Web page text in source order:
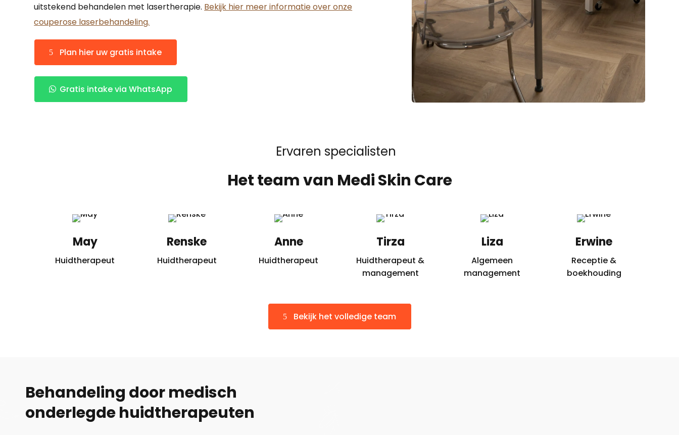
uitstekend behandelen met lasertherapie. Bekijk hier meer informatie over onze
couperose laserbehandeling.
Plan hier uw gratis intake
Gratis intake via WhatsApp
Ervaren specialisten
Het team van Medi Skin Care
May
Huidtherapeut
Renske
Huidtherapeut
Anne
Huidtherapeut
Tirza
Huidtherapeut &
management
Liza
Algemeen
management
Erwine
Receptie &
boekhouding
Bekijk het volledige team
Behandeling door medisch
onderlegde huidtherapeuten